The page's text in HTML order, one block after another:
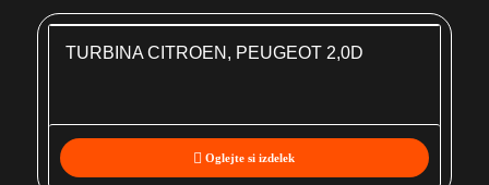
TURBINA CITROEN, PEUGEOT 2,0D
Oglejte si izdelek